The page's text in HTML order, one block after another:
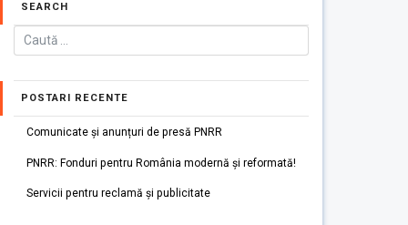
SEARCH
POSTARI RECENTE
Comunicate și anunțuri de presă PNRR
PNRR: Fonduri pentru România modernă și reformată!
Servicii pentru reclamă și publicitate